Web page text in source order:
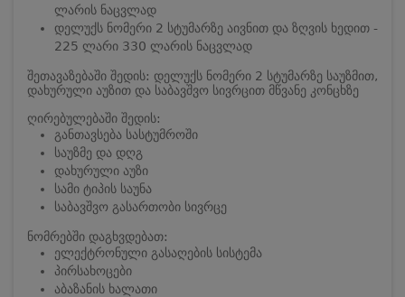
ლარის ნაცვლად
დელუქს ნომერი 2 სტუმარზე აივნით და ზღვის ხედით -
225 ლარი 330 ლარის ნაცვლად
შეთავაზებაში შედის: დელუქს ნომერი 2 სტუმარზე საუზმით,
დახურული აუზით და საბავშვო სივრცით მწვანე კონცხზე
ღირებულებაში შედის:
განთავსება სასტუმროში
საუზმე და დღგ
დახურული აუზი
სამი ტიპის საუნა
საბავშვო გასართობი სივრცე
ნომრებში დაგხვდებათ:
ელექტრონული გასაღების სისტემა
პირსახოცები
აბაზანის ხალათი